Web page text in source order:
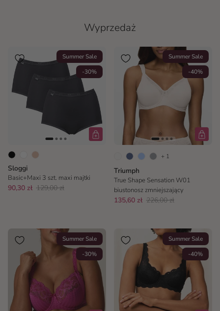
Wyprzedaż
Summer Sale
-30%
Sloggi
Basic+Maxi 3 szt. maxi majtki
90,30 zł 129,00 zł
Summer Sale
-40%
+ 1
Triumph
True Shape Sensation W01
biustonosz zmniejszający
135,60 zł 226,00 zł
Summer Sale
-30%
Summer Sale
-40%